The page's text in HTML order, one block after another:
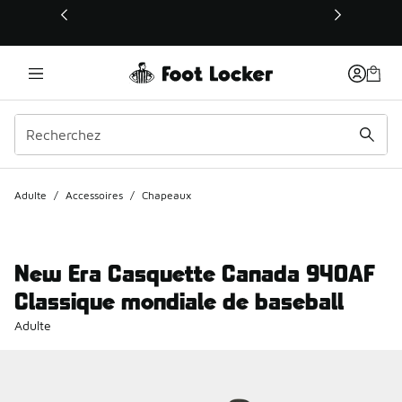
Ce lien s’ouvrira dans une nouvelle fenêtre
Adulte / Accessoires / Chapeaux
New Era Casquette Canada 940AF
Classique mondiale de baseball
Adulte